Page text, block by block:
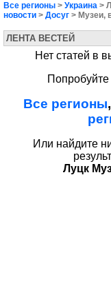
Все регионы > Украина >
новости > Досуг > Музеи,
ЛЕНТА ВЕСТЕЙ
Нет статей в
Все регионы,
Или найдите
Луцк